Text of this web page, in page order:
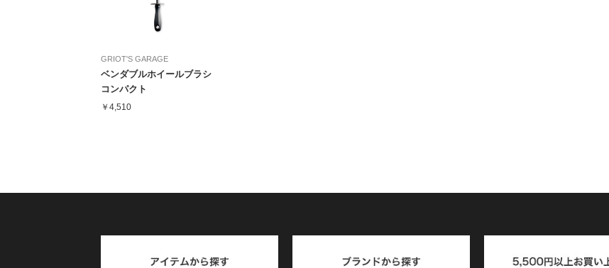
GRIOT'S GARAGE
ベンダブルホイールブラシ
コンパクト
￥4,510